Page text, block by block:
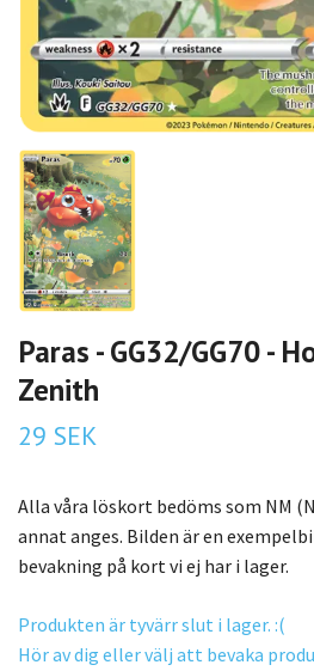
Paras - GG32/GG70 -
Zenith
29 SEK
Alla våra löskort bedöms som NM
annat anges. Bilden är en
bevakning på kort vi ej har i lager.
Produkten är tyvärr slut i lager. :(
Hör av dig eller välj att bevaka